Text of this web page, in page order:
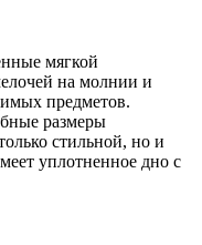
мягкой
на молнии и
предметов.
размеры
стильной, но и
уплотненное дно с